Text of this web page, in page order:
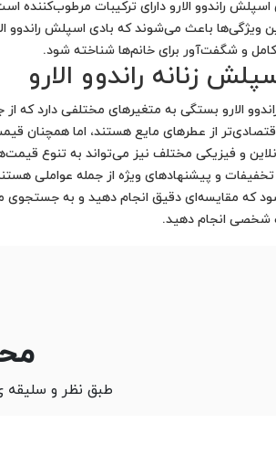
اسپلش راندوو الارو دارای ترکیبات
ویژگی‌ها باعث می‌شوند که بادی اسپلش راندوو
و شگفت‌آور برای خانم‌ها شناخته شود.
زنانه راندوو الارو
الارو بستگی به متغیرهای مختلفی دارد که
از عطرهای مایع هستند، اما همچنان
و فیزیکی مختلف نیز می‌تواند به تنوع
و پیشنهادهای ویژه از جمله عواملی
مقایسه‌ای دقیق انجام دهید و به جستجوی
شخصی انجام دهید.
طبق نظر و سلیقه